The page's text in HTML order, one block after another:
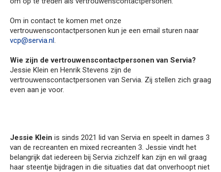
Om in contact te komen met onze
vertrouwenscontactpersonen kun je een email sturen naar
vcp@servia.nl.
Wie zijn de vertrouwenscontactpersonen van Servia?
Jessie Klein en Henrik Stevens zijn de
vertrouwenscontactpersonen van Servia. Zij stellen zich graag
even aan je voor.
Jessie Klein is sinds 2021 lid van Servia en speelt in dames 3
van de recreanten en mixed recreanten 3. Jessie vindt het
belangrijk dat iedereen bij Servia zichzelf kan zijn en wil graag
haar steentje bijdragen in die situaties dat dat onverhoopt niet